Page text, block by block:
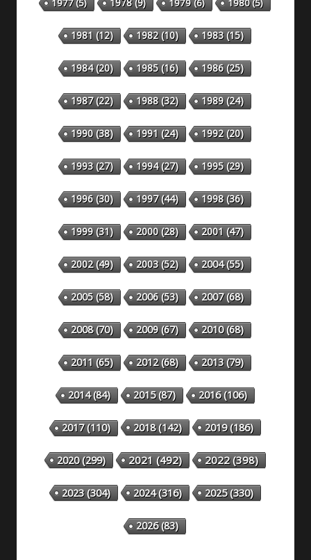
1977(5) 1979(6) 1980(5)
1981 (12) 1982(10) 1983(15)
1984(20) 1985(16) 1986(25)
1987(22) 1988(32) 1989(24)
1990(38) 1991 (24) 1992(20)
1993(27) 1994(27) 1995(29)
1996(30) 1997(44) 1998(36)
1999(31) 2000(28) 2001 (47)
2002(49) 2003(52) 2004(55)
2005(58) 2006(53) 2007(68)
2008(70) 2009(67) 2010(68)
2011 (65) 2012(68) 2013(79)
2014(84) 2015(87) 2016(106)
2017(110) 2018(142) 2019(186)
2020(299) 2021(492) 2022(398)
2023(304) 2024(316) 2025(330)
2026(83)